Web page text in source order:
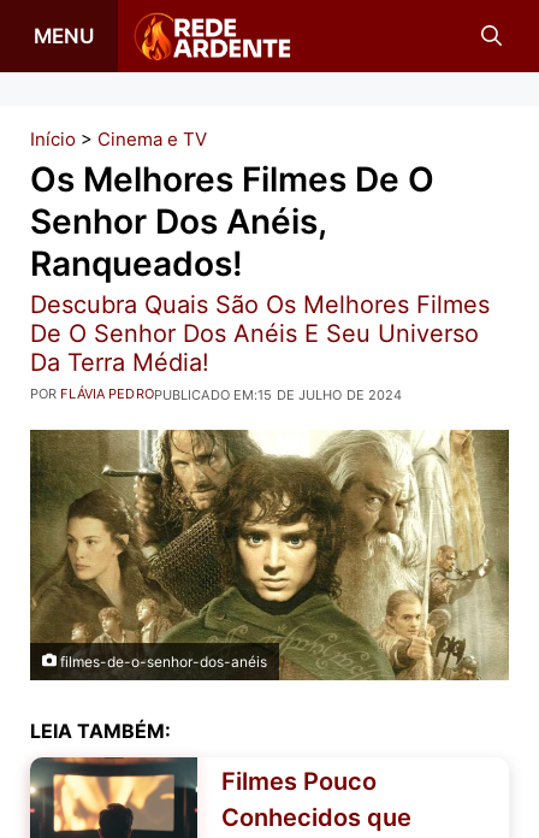
para
conteúdo
MENU
Início > Cinema e TV
Os Melhores Filmes De O
Senhor Dos Anéis,
Ranqueados!
Descubra Quais São Os Melhores Filmes
De O Senhor Dos Anéis E Seu Universo
Da Terra Média!
PUBLICADO EM:15 DE JULHO DE 2024
POR FLÁVIA PEDRO
filmes-de-o-senhor-dos-anéis
LEIA TAMBÉM:
Filmes Pouco
Conhecidos que